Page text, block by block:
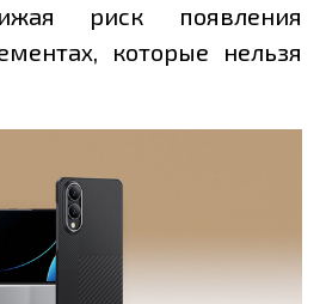
риск появления
которые нельзя